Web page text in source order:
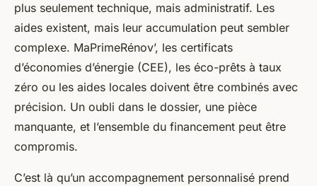
plus seulement technique, mais administratif. Les
aides existent, mais leur accumulation peut sembler
complexe. MaPrimeRénov’, les certificats
d’économies d’énergie (CEE), les éco-prêts à taux
zéro ou les aides locales doivent être combinés avec
précision. Un oubli dans le dossier, une pièce
manquante, et l’ensemble du financement peut être
compromis.
C’est là qu’un accompagnement personnalisé prend